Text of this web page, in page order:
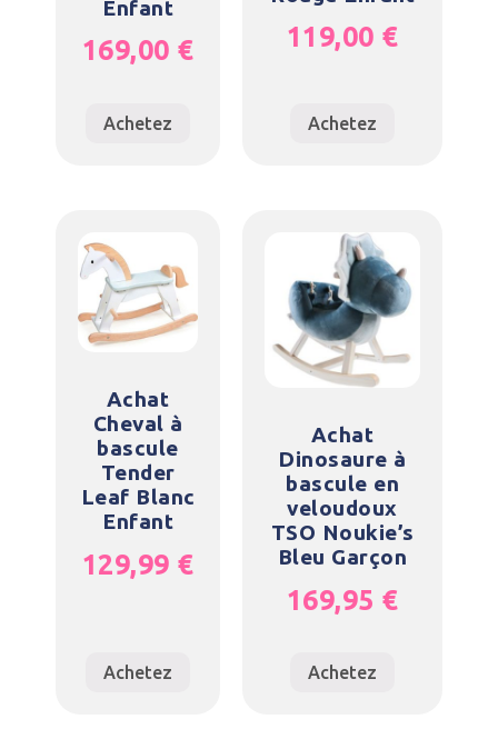
Enfant
169,00 €
Achetez
119,00 €
Achetez
Achat
Cheval à
bascule
Tender
Leaf Blanc
Enfant
129,99 €
Achetez
Achat
Dinosaure à
bascule en
veloudoux
TSO Noukie’s
Bleu Garçon
169,95 €
Achetez